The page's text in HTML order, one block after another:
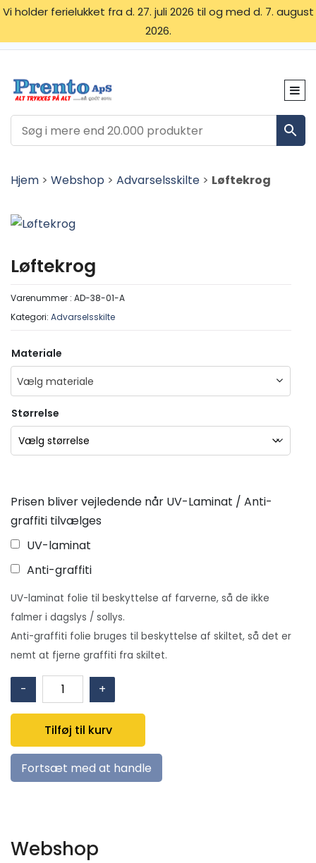
Vi holder ferielukket fra d. 27. juli 2026 til og med d. 7. august
2026.
OM OS
Hjem > Webshop > Advarselsskilte > Løftekrog
Løftekrog
Varenummer : AD-38-01-A
Kategori: Advarselsskilte
Materiale
Vælg materiale
Størrelse
Prisen bliver vejledende når UV-Laminat / Anti-
graffiti tilvælges
UV-laminat
Anti-graffiti
UV-laminat folie til beskyttelse af farverne, så de ikke
falmer i dagslys / sollys.
Anti-graffiti folie bruges til beskyttelse af skiltet, så det er
nemt at fjerne graffiti fra skiltet.
-
Løftekrog
antal
+
Tilføj til kurv
Fortsæt med at handle
Webshop